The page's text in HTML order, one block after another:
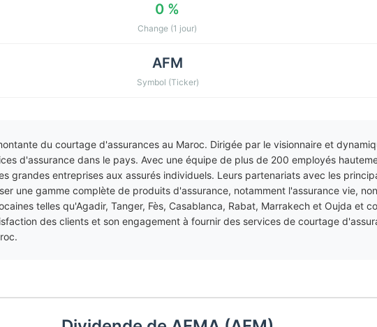
0 %
Change (1 jour)
AFM
Symbol (Ticker)
du courtage d'assurances au Maroc. Dirigée par le visionnaire et
d'assurance dans le pays. Avec une équipe de plus de 200 employés
grandes entreprises aux assurés individuels. Leurs partenariats avec les
une gamme complète de produits d'assurance, notamment l'assurance vie,
telles qu'Agadir, Tanger, Fès, Casablanca, Rabat, Marrakech et Oujda et
des clients et son engagement à fournir des services de courtage